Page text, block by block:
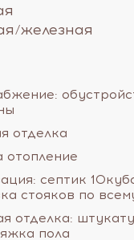
железная
отделка
отопление
септик
стояков по
отделка:
пола